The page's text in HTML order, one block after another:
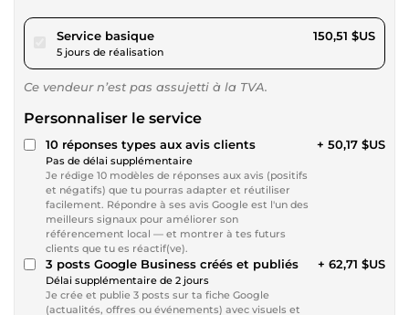
Service basiquepour 138,72 $US
5 jours de réalisation
150,51 $US
Ce vendeur n’est pas assujetti à la TVA.
Personnaliser le service
10 réponses types aux avis clients
Pas de délai supplémentaire
Je rédige 10 modèles de réponses aux avis (positifs
et négatifs) que tu pourras adapter et réutiliser
facilement. Répondre à ses avis Google est l'un des
meilleurs signaux pour améliorer son
référencement local — et montrer à tes futurs
clients que tu es réactif(ve).
+ 50,17 $US
3 posts Google Business créés et publiés
Délai supplémentaire de 2 jours
Je crée et publie 3 posts sur ta fiche Google
(actualités, offres ou événements) avec visuels et
+ 62,71 $US